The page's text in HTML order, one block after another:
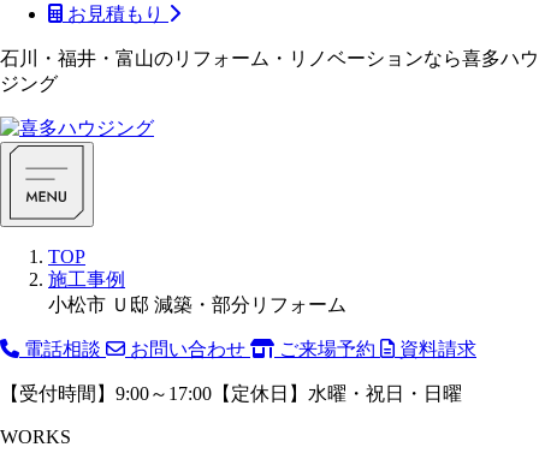
お見積もり
石川・福井・富山のリフォーム・リノベーションなら喜多ハウ
ジング
TOP
施工事例
小松市 Ｕ邸 減築・部分リフォーム
電話相談 お問い合わせ ご来場予約 資料請求
【受付時間】9:00～17:00【定休日】水曜・祝日・日曜
WORKS